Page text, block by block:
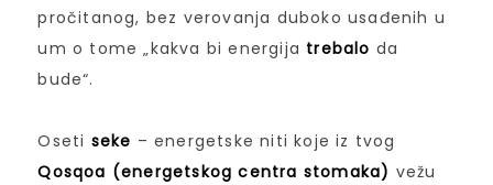
pročitanog, bez verovanja duboko usađenih u
um o tome „kakva bi energija trebalo da
bude“.
Oseti seke – energetske niti koje iz tvog
Qosqoa (energetskog centra stomaka) vežu